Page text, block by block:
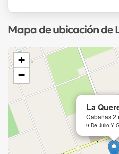
Mapa de ubicación de
La
Cabañas 2
9 De Julio Y
+
−